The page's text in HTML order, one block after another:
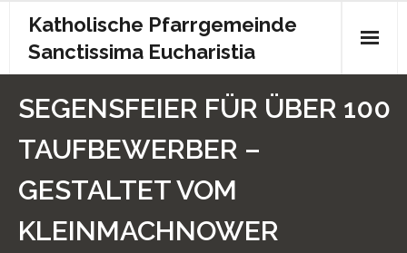
Katholische Pfarrgemeinde
Sanctissima Eucharistia
Kontakt
Pfarrbrief
SEGENSFEIER FÜR ÜBER 100
TAUFBEWERBER –
GESTALTET VOM
KLEINMACHNOWER